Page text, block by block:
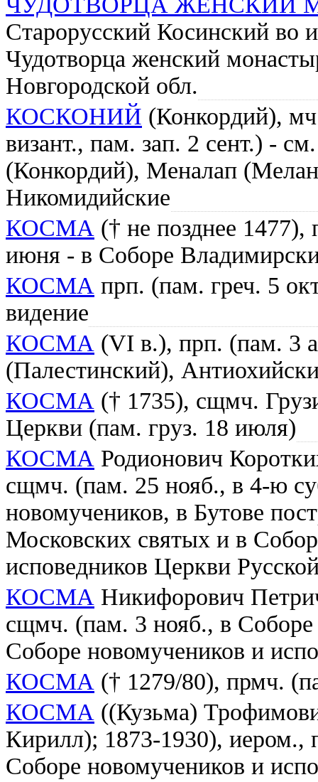
Старорусский Косинский во
Чудотворца женский
Новгородской обл.
КОСКОНИЙ (Конкордий),
визант., пам. зап. 2 сент.) -
(Конкордий), Меналап
Никомидийские
КОСМА († не позднее
июня - в Соборе
КОСМА прп. (пам. греч. 5
видение
КОСМА (VI в.), прп. (пам. 3
(Палестинский),
КОСМА († 1735), сщмч.
Церкви (пам. груз. 18 июля)
КОСМА Родионович
сщмч. (пам. 25 нояб., в 4-ю
новомучеников, в Бутове
Московских святых и в
исповедников Церкви
КОСМА Никифорович
сщмч. (пам. 3 нояб., в Соборе
Соборе новомучеников и
КОСМА († 1279/80), прмч.
КОСМА ((Кузьма)
Кирилл); 1873-1930),
Соборе новомучеников и